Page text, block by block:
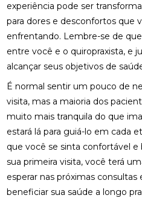
experiência pode ser
para dores e desconfortos que
enfrentando. Lembre-se de
entre você e o quiropraxista, e
alcançar seus objetivos de
É normal sentir um pouco de
visita, mas a maioria dos
muito mais tranquila do que
estará lá para guiá-lo em cada
que você se sinta confortável
sua primeira visita, você terá
esperar nas próximas
beneficiar sua saúde a longo
FISIOTERAPIA RESPIRATÓRIA DOMICILIAR:
BENEFÍCIOS INCRÍVEIS
FISIOTERAPIA VESTIBULAR PARA LABIRINTITE:
BENEFÍCIOS E
FISIOTERAPIA VESTIBULAR PARA LABIRINTITE:
COMO ALIVIAR SINTOMAS
QUALIDADE DE VIDA
FISIOTERAPIA VESTIBULAR PARA LABIRINTITE:
COMO ALIVIAR SINTOMAS
EQUILÍBRIO
FISIOTERAPIA VESTIBULAR PARA LABIRINTITE: O
GUIA COMPLETO